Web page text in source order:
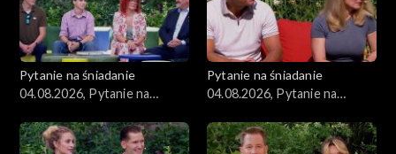
Pytanie na śniadanie
04.08.2026, Pytanie na
Pytanie na śniadanie
04.08.2026, Pytanie na